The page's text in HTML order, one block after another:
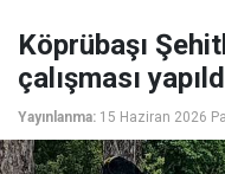
Köprübaşı
çalışması
Yayınlanma: 15 Haziran 2026